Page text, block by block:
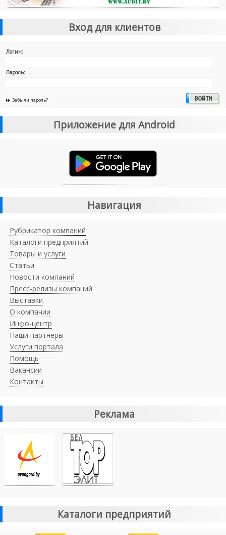
Вход для клиентов
Логин:
Пароль:
Забыли пароль?
Приложение для Android
Навигация
Рубрикатор компаний
Каталоги предприятий
Товары и услуги
Статьи
Новости компаний
Пресс-релизы компаний
Выставки
О компании
Инфо-центр
Наши партнеры
Услуги портала
Помощь
Вакансии
Контакты
Реклама
Каталоги предприятий